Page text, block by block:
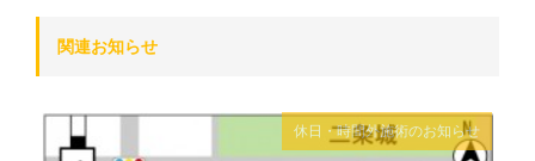
関連お知らせ
休日・時間外施術のお知らせ